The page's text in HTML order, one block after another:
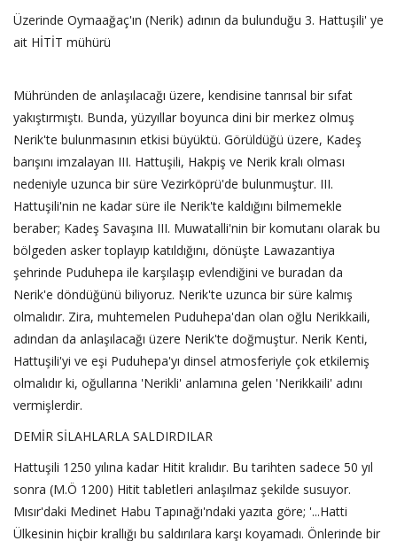
Üzerinde Oymaağaç'ın (Nerik) adının da bulunduğu 3. Hattuşili' ye
ait HİTİT mühürü
Mühründen de anlaşılacağı üzere, kendisine tanrısal bir sıfat
yakıştırmıştı. Bunda, yüzyıllar boyunca dini bir merkez olmuş
Nerik'te bulunmasının etkisi büyüktü. Görüldüğü üzere, Kadeş
barışını imzalayan III. Hattuşili, Hakpiş ve Nerik kralı olması
nedeniyle uzunca bir süre Vezirköprü'de bulunmuştur. III.
Hattuşili'nin ne kadar süre ile Nerik'te kaldığını bilmemekle
beraber; Kadeş Savaşına III. Muwatalli'nin bir komutanı olarak bu
bölgeden asker toplayıp katıldığını, dönüşte Lawazantiya
şehrinde Puduhepa ile karşılaşıp evlendiğini ve buradan da
Nerik'e döndüğünü biliyoruz. Nerik'te uzunca bir süre kalmış
olmalıdır. Zira, muhtemelen Puduhepa'dan olan oğlu Nerikkaili,
adından da anlaşılacağı üzere Nerik'te doğmuştur. Nerik Kenti,
Hattuşili'yi ve eşi Puduhepa'yı dinsel atmosferiyle çok etkilemiş
olmalıdır ki, oğullarına 'Nerikli' anlamına gelen 'Nerikkaili' adını
vermişlerdir.
DEMİR SİLAHLARLA SALDIRDILAR
Hattuşili 1250 yılına kadar Hitit kralıdır. Bu tarihten sadece 50 yıl
sonra (M.Ö 1200) Hitit tabletleri anlaşılmaz şekilde susuyor.
Mısır'daki Medinet Habu Tapınağı'ndaki yazıta göre; '...Hatti
Ülkesinin hiçbir krallığı bu saldırılara karşı koyamadı. Önlerinde bir